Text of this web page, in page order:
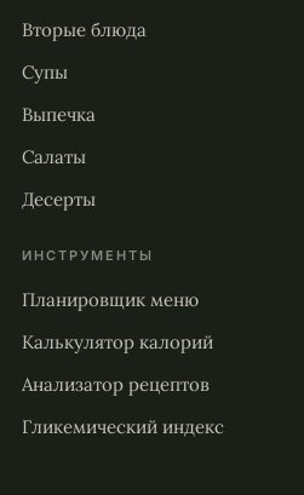
Вторые блюда
Супы
Выпечка
Салаты
Десерты
ИНСТРУМЕНТЫ
Планировщик меню
Калькулятор калорий
Анализатор рецептов
Гликемический индекс